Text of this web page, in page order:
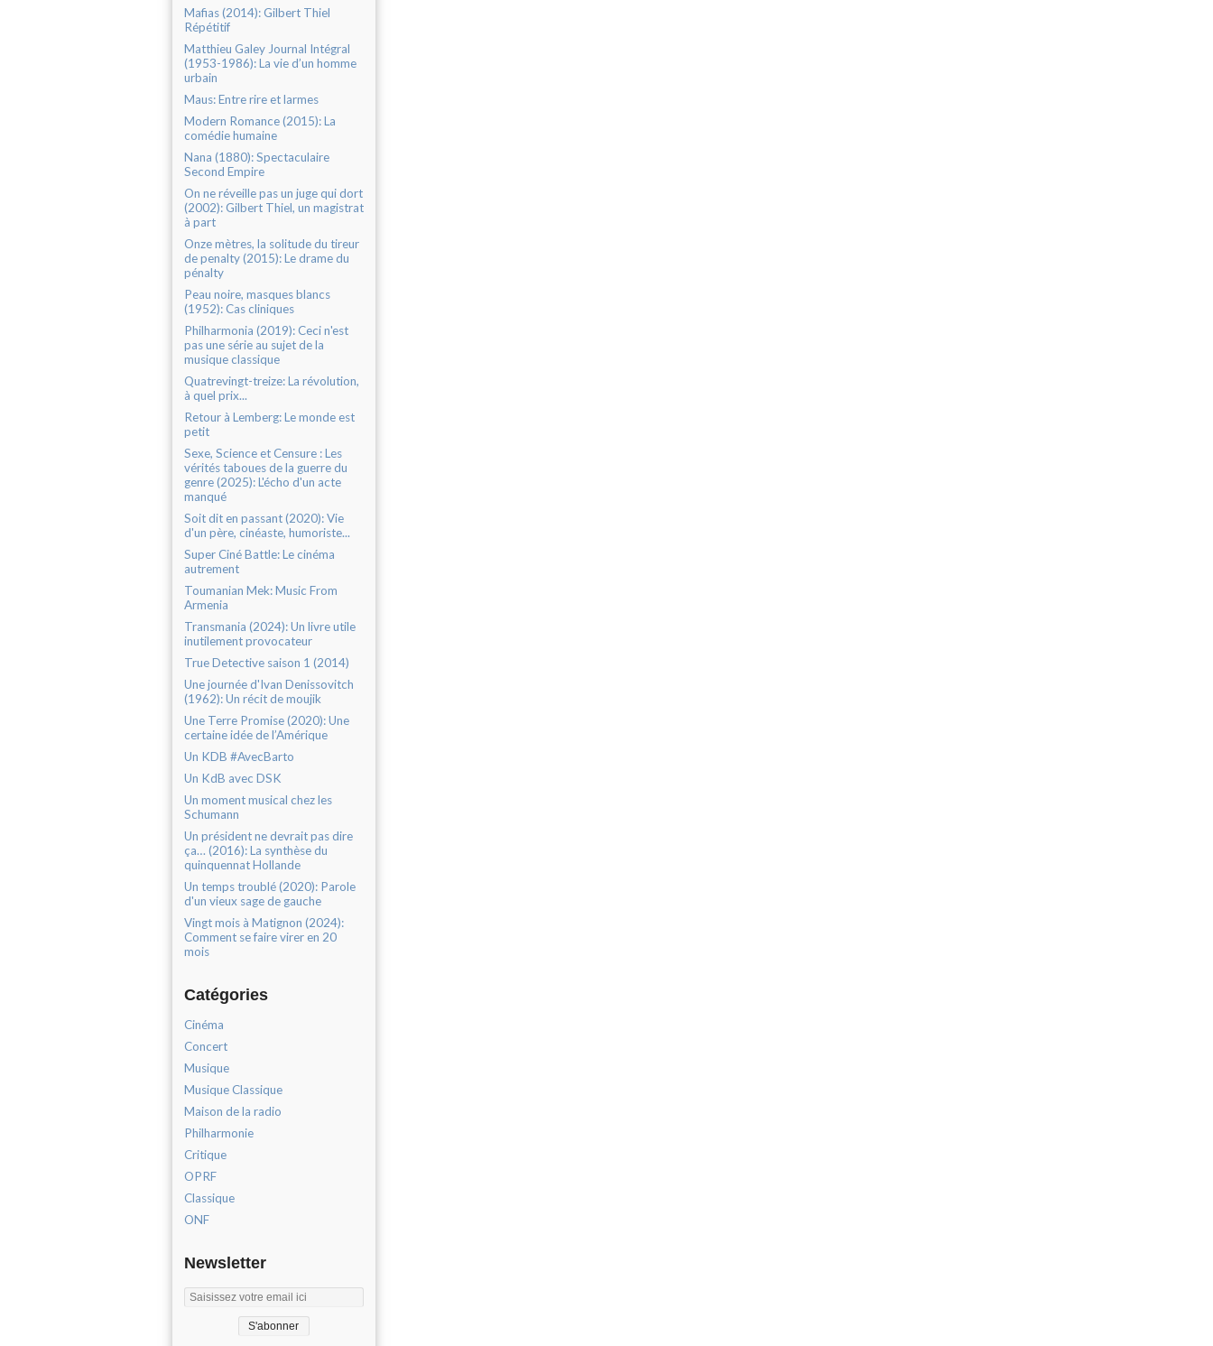
Mafias (2014): Gilbert Thiel
Répétitif
Matthieu Galey Journal Intégral
(1953-1986): La vie d’un homme
urbain
Maus: Entre rire et larmes
Modern Romance (2015): La
comédie humaine
Nana (1880): Spectaculaire
Second Empire
On ne réveille pas un juge qui dort
(2002): Gilbert Thiel, un magistrat
à part
Onze mètres, la solitude du tireur
de penalty (2015): Le drame du
pénalty
Peau noire, masques blancs
(1952): Cas cliniques
Philharmonia (2019): Ceci n'est
pas une série au sujet de la
musique classique
Quatrevingt-treize: La révolution,
à quel prix...
Retour à Lemberg: Le monde est
petit
Sexe, Science et Censure : Les
vérités taboues de la guerre du
genre (2025): L'écho d'un acte
manqué
Soit dit en passant (2020): Vie
d'un père, cinéaste, humoriste...
Super Ciné Battle: Le cinéma
autrement
Toumanian Mek: Music From
Armenia
Transmania (2024): Un livre utile
inutilement provocateur
True Detective saison 1 (2014)
Une journée d'Ivan Denissovitch
(1962): Un récit de moujik
Une Terre Promise (2020): Une
certaine idée de l’Amérique
Un KDB #AvecBarto
Un KdB avec DSK
Un moment musical chez les
Schumann
Un président ne devrait pas dire
ça… (2016): La synthèse du
quinquennat Hollande
Un temps troublé (2020): Parole
d'un vieux sage de gauche
Vingt mois à Matignon (2024):
Comment se faire virer en 20
mois
Catégories
Cinéma
Concert
Musique
Musique Classique
Maison de la radio
Philharmonie
Critique
OPRF
Classique
ONF
Newsletter